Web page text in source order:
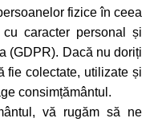
fizice în ceea
caracter personal și
(GDPR). Dacă nu doriți
fie colectate, utilizate și
consimțământul.
vă rugăm să ne